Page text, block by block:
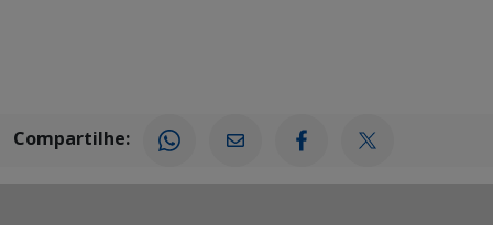
Compartilhe: